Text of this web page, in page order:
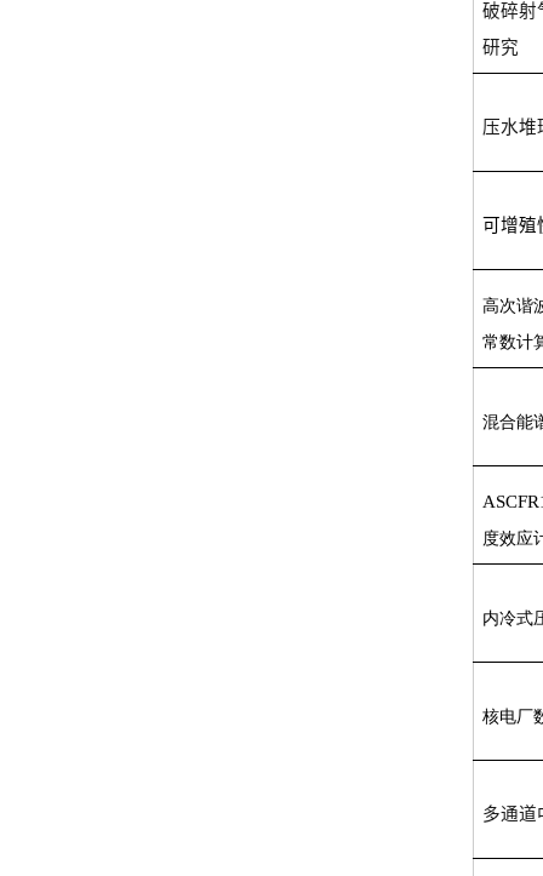
破碎射
研究
压水堆
可增殖
高次谐
常数计
混合能
度效应
内冷式
核电厂
多通道